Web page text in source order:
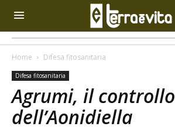
Home Difesa fitosanitaria
Difesa fitosanitaria
Agrumi, il controllo
dell’Aonidiella